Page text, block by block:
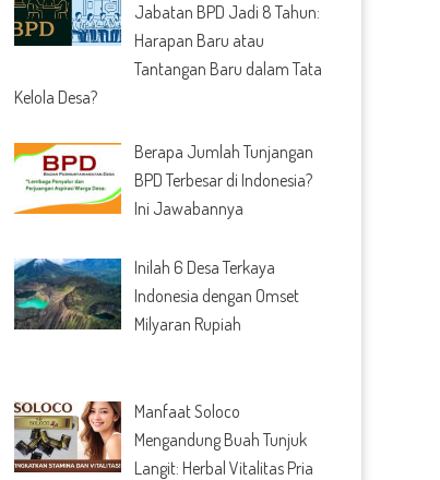
Jabatan BPD Jadi 8 Tahun:
Harapan Baru atau
Tantangan Baru dalam Tata
Kelola Desa?
Berapa Jumlah Tunjangan
BPD Terbesar di Indonesia?
Ini Jawabannya
Inilah 6 Desa Terkaya
Indonesia dengan Omset
Milyaran Rupiah
Manfaat Soloco
Mengandung Buah Tunjuk
Langit: Herbal Vitalitas Pria